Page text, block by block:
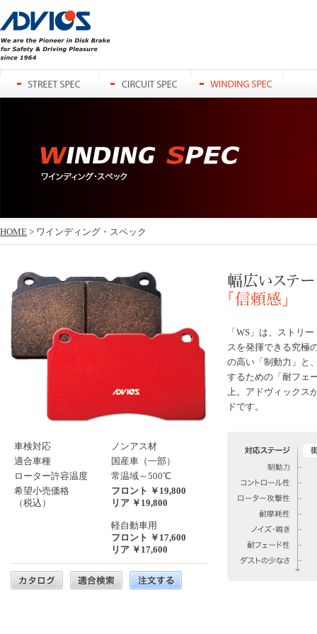
ADVICS
HOME > ワインディング・スペック
車検対応
ノンアス材
適合車種
国産車（一部）
ローター許容温度
常温域～500℃
希望小売価格
（税込）
フロント ￥19,800
リア ￥19,800
軽自動車用
フロント ￥17,600
リア ￥17,600
「WS」は、ストリ
スを発揮できる究極
の高い「制動力」と
するための「耐フェ
上。アドヴィックス
ドです。